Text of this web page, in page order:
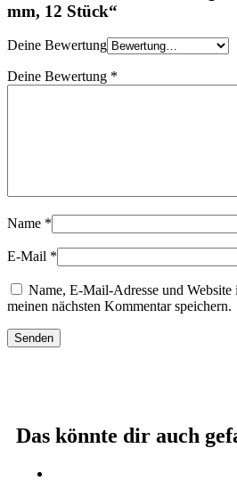
mm, 12 Stück“
Deine Bewertung
Deine Bewertung *
Name *
E-Mail *
Name, E-Mail-Adresse und
meinen nächsten Kommentar speichern.
Das könnte dir auch